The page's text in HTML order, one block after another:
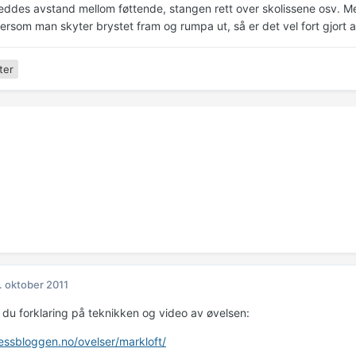
avstand mellom føttende, stangen rett over skolissene osv.
man skyter brystet fram og rumpa ut, så er det vel fort gjort
oktober 2011
du forklaring på teknikken og video av øvelsen:
ovelser/markloft/